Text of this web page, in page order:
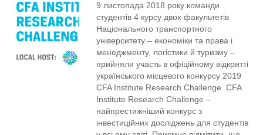
9 листопада 2018 року команди
студентів 4 курсу двох факультетів
Національного транспортного
університету – економіки та права і
менеджменту, логістики й туризму –
прийняли участь в офіційному відкритті
українського місцевого конкурсу 2019
CFA Institute Research Challenge. CFA
Institute Research Challenge –
найпрестижніший конкурс з
інвестиційних досліджень для студентів